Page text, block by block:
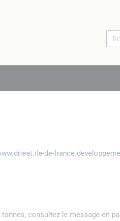
de-
consultez le message en